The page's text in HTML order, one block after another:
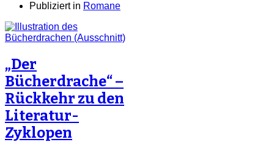
Publiziert in Romane
„Der
Bücherdrache“ –
Rückkehr zu den
Literatur-
Zyklopen